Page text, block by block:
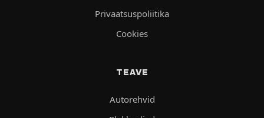
Privaatsuspoliitika
Cookies
TEAVE
Autorehvid